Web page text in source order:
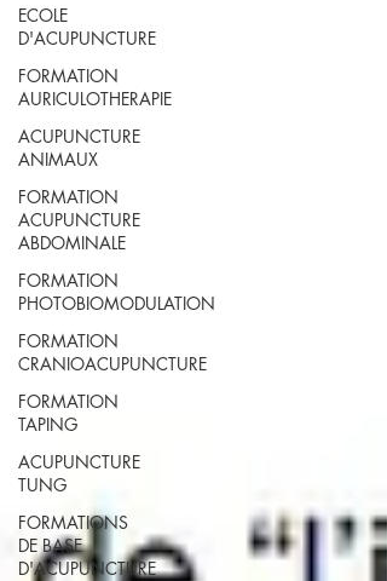
ECOLE
D'ACUPUNCTURE
FORMATION
AURICULOTHERAPIE
ACUPUNCTURE
ANIMAUX
FORMATION
ACUPUNCTURE
ABDOMINALE
FORMATION
PHOTOBIOMODULATION
FORMATION
CRANIOACUPUNCTURE
FORMATION
TAPING
ACUPUNCTURE
TUNG
FORMATIONS
DE BASE
D'ACUPUNCTURE